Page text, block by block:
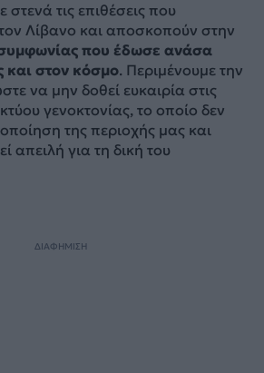
τις επιθέσεις που
Λίβανο και αποσκοπούν στην
που έδωσε ανάσα
και στον κόσμο. Περιμένουμε την
να μην δοθεί ευκαιρία στις
γενοκτονίας, το οποίο δεν
της περιοχής μας και
απειλή για τη δική του
ΔΙΑΦΗΜΙΣΗ